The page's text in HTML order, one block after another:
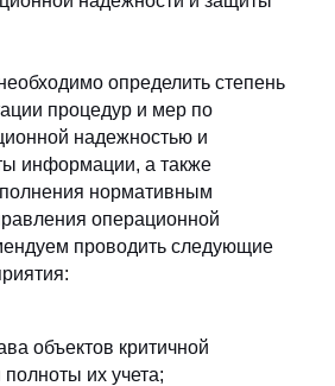
определить степень
процедур и мер по
надежностью и
информации, а также
нормативным
операционной
проводить следующие
объектов критичной
их учета;